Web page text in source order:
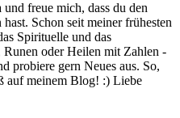
freue mich, dass du den
Schon seit meiner frühesten
Spirituelle und das
Runen oder Heilen mit Zahlen -
probiere gern Neues aus. So,
auf meinem Blog! :) Liebe